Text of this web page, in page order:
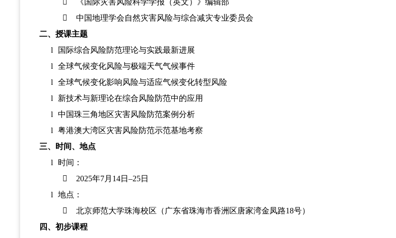

中国地理学会自然灾害风险与综合减灾专业委员会
二、授课主题
l
国际综合风险防范理论与实践最新进展
l
全球气候变化风险与极端天气气候事件
l
全球气候变化影响风险与适应气候变化转型风险
l
新技术与新理论在综合风险防范中的应用
l
中国珠三角地区灾害风险防范案例分析
l
粤港澳大湾区灾害风险防范示范基地考察
三、时间、地点
l
时间：

2025年7月14日–25日
l
地点：

北京师范大学珠海校区（广东省珠海市香洲区唐家湾金凤路18号）
四、初步课程